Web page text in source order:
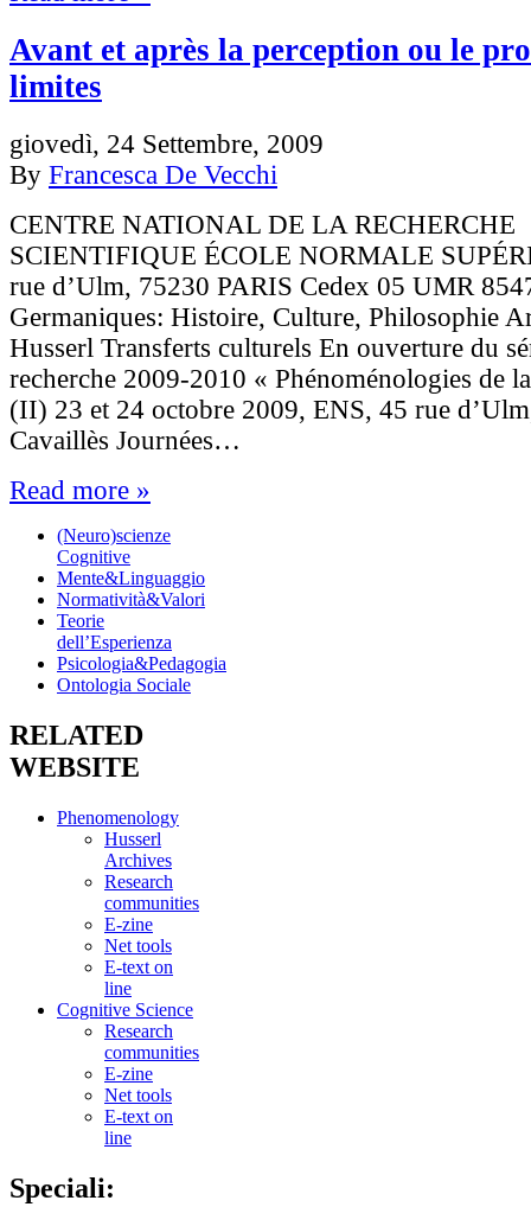
Avant et après la perception ou le
limites
giovedì, 24 Settembre, 2009
By Francesca De Vecchi
CENTRE NATIONAL DE LA RECHERCHE
SCIENTIFIQUE ÉCOLE NORMALE
rue d’Ulm, 75230 PARIS Cedex 05 UMR
Germaniques: Histoire, Culture, Philosophie
Husserl Transferts culturels En ouverture du
recherche 2009-2010 « Phénoménologies de
(II) 23 et 24 octobre 2009, ENS, 45 rue
Cavaillès Journées…
Read more »
(Neuro)scienze
Cognitive
Mente&Linguaggio
Normatività&Valori
Teorie
dell’Esperienza
Psicologia&Pedagogia
Ontologia Sociale
RELATED
WEBSITE
Phenomenology
Husserl
Archives
Research
communities
E-zine
Net tools
E-text on
line
Cognitive Science
Research
communities
E-zine
Net tools
E-text on
line
Speciali: